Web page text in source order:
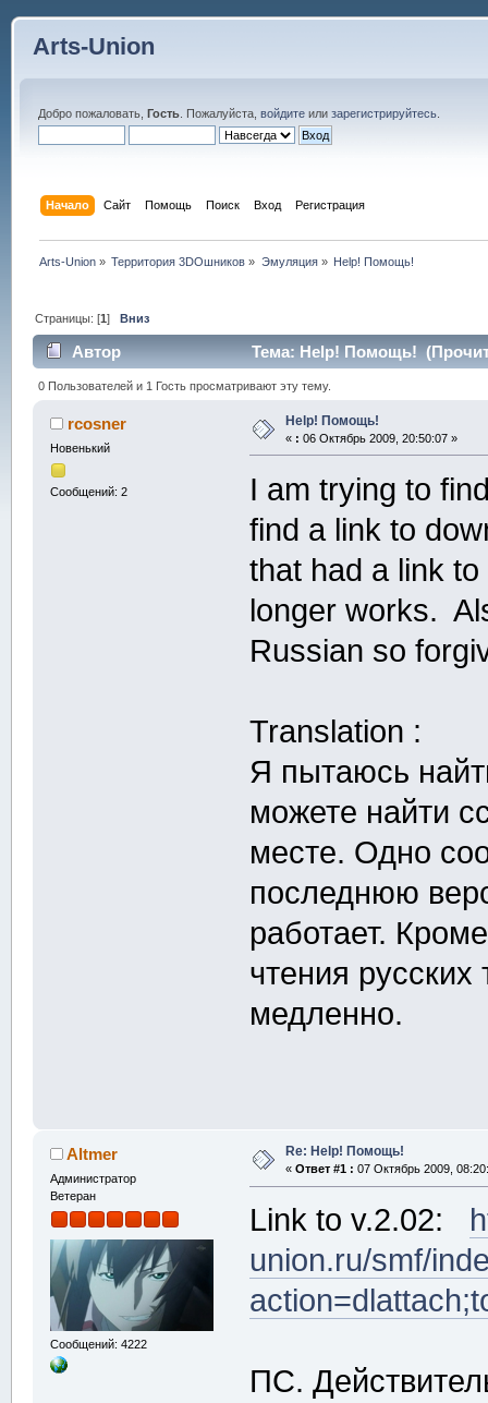
Arts-Union
Добро пожаловать, Гость. Пожалуйста, войдитеили зарегистрируйтесь.
Начало Сайт Помощь Поиск Вход Регистрация
Arts-Union » Территория 3DOшников » Эмуляция» Help! Помощь!
Страницы: [1]Вниз
Автор Тема: Help! Помощь!
0 Пользователей и 1 Гость просматривают эту тему.
rcosner
Новенький
Сообщений: 2
Help! Помощь!
« : 06 Октябрь 2009, 20:50:07 »
I am trying to
find a link to
that had a link
longer works.
Russian so
Translation :
Я пытаюсь
можете найти
месте. Одно
последнюю
работает.
чтения
медленно.
Altmer
Администратор
Ветеран
Сообщений: 4222
Re: Help! Помощь!
« Ответ #1 : 07 Октябрь 2009,
Link to v.2.02:
union.ru/smf/
ПС.